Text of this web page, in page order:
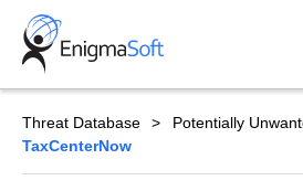
Skip
content
Threat Database
Potentially
TaxCenterNow